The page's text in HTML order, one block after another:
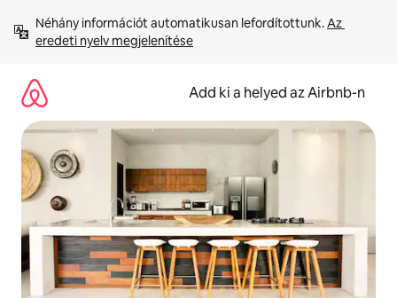
tartalomra
Néhány információt automatikusan lefordítottunk. Az
eredeti nyelv megjelenítése
Add ki a helyed az Airbnb-n